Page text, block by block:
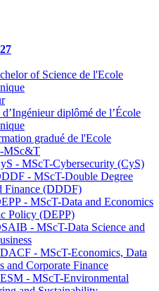
of Science de l'Ecole
diplômé de l’École
gradué de l'Ecole
MSc&T
- MScT-Cybersecurity (CyS)
- MScT-Double Degree
Finance (DDDF)
- MScT-Data and Economics
Policy (DEPP)
- MScT-Data Science and
- MScT-Economics, Data
and Corporate Finance
- MScT-Environmental